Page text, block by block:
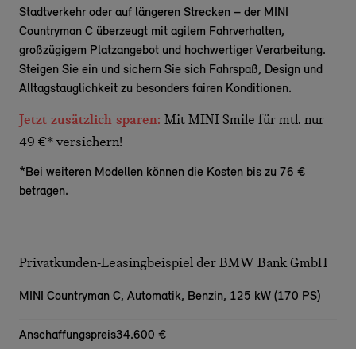
Stadtverkehr oder auf längeren Strecken – der MINI
Countryman C überzeugt mit agilem Fahrverhalten,
großzügigem Platzangebot und hochwertiger Verarbeitung.
Steigen Sie ein und sichern Sie sich Fahrspaß, Design und
Alltagstauglichkeit zu besonders fairen Konditionen.
Jetzt zusätzlich sparen: Mit MINI Smile für mtl. nur
49 €* versichern!
*Bei weiteren Modellen können die Kosten bis zu 76 €
betragen.
Privatkunden-Leasingbeispiel der BMW Bank GmbH
MINI Countryman C, Automatik, Benzin, 125 kW (170 PS)
Anschaffungspreis34.600 €